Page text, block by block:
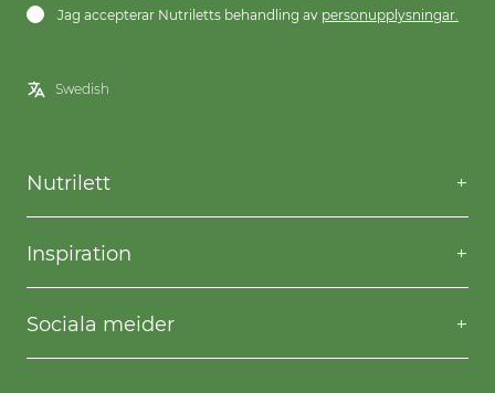
Jag accepterar Nutriletts behandling av personupplysningar.
Nutrilett
Kontakta oss
Frågor & svar
Frakt & returer
Köpvillkor
Inspiration
Willpower
Recept
Gå ner i vikt
Sociala meider
Facebook